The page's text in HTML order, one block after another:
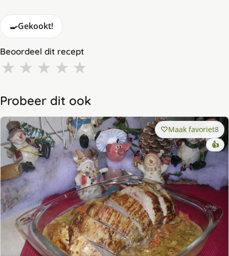
🍳Gekookt!
Beoordeel dit recept
★ ★ ★ ★ ★
Probeer dit ook
Maak favoriet8
👍